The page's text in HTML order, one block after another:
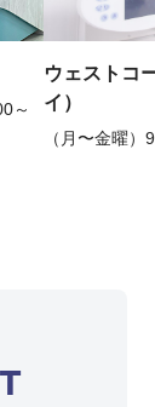
～
ウェストコ
イ）
（月〜金曜